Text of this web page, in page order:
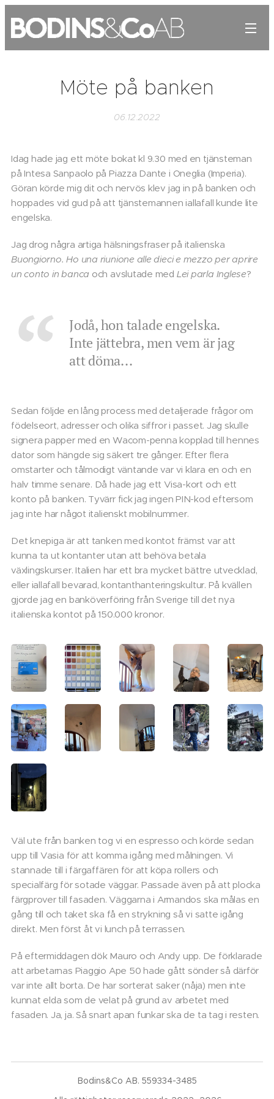
Möte på banken
06.12.2022
Idag hade jag ett möte bokat kl 9.30 med en tjänsteman
på Intesa Sanpaolo på Piazza Dante i Oneglia (Imperia).
Göran körde mig dit och nervös klev jag in på banken och
hoppades vid gud på att tjänstemannen iallafall kunde lite
engelska.
Jag drog några artiga hälsningsfraser på italienska
Buongiorno. Ho una riunione alle dieci e mezzo per aprire
un conto in banca och avslutade med Lei parla Inglese?
Jodå, hon talade engelska.
Inte jättebra, men vem är jag
att döma...
Sedan följde en lång process med detaljerade frågor om
födelseort, adresser och olika siffror i passet. Jag skulle
signera papper med en Wacom-penna kopplad till hennes
dator som hängde sig säkert tre gånger. Efter flera
omstarter och tålmodigt väntande var vi klara en och en
halv timme senare. Då hade jag ett Visa-kort och ett
konto på banken. Tyvärr fick jag ingen PIN-kod eftersom
jag inte har något italienskt mobilnummer.
Det knepiga är att tanken med kontot främst var att
kunna ta ut kontanter utan att behöva betala
växlingskurser. Italien har ett bra mycket bättre utvecklad,
eller iallafall bevarad, kontanthanteringskultur. På kvällen
gjorde jag en banköverföring från Sverige till det nya
italienska kontot på 150.000 kronor.
Väl ute från banken tog vi en espresso och körde sedan
upp till Vasia för att komma igång med målningen. Vi
stannade till i färgaffären för att köpa rollers och
specialfärg för sotade väggar. Passade även på att plocka
färgprover till fasaden. Väggarna i Armandos ska målas en
gång till och taket ska få en strykning så vi satte igång
direkt. Men först åt vi lunch på terrassen.
På eftermiddagen dök Mauro och Andy upp. De förklarade
att arbetarnas Piaggio Ape 50 hade gått sönder så därför
var inte allt borta. De har sorterat saker (nåja) men inte
kunnat elda som de velat på grund av arbetet med
fasaden. Ja, ja. Så snart apan funkar ska de ta tag i resten.
Bodins&Co AB. 559334-3485